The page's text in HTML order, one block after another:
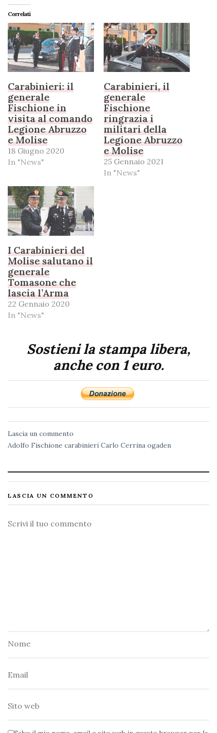
Correlati
Carabinieri: il
generale
Fischione in
visita al comando
Legione Abruzzo
e Molise
18 Giugno 2020
In "News"
Carabinieri, il
generale
Fischione
ringrazia i
militari della
Legione Abruzzo
e Molise
25 Gennaio 2021
In "News"
I Carabinieri del
Molise salutano il
generale
Tomasone che
lascia l’Arma
22 Gennaio 2020
In "News"
Sostieni la stampa libera,
anche con 1 euro.
Lascia un commento
Adolfo Fischione carabinieri Carlo Cerrina ogaden
LASCIA UN COMMENTO
Commento